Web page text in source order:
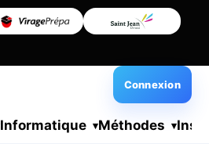
Informatique Méthodes
Connexion